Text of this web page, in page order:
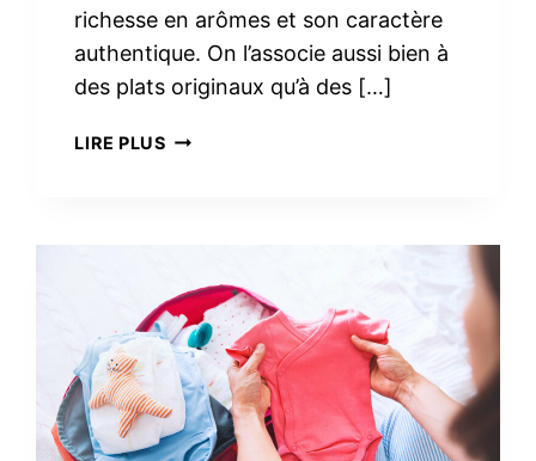
richesse en arômes et son caractère
authentique. On l’associe aussi bien à
des plats originaux qu’à des […]
LIRE PLUS3
IBÉRIQUE